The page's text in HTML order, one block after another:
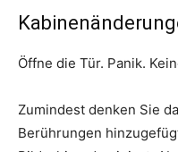
Öffne die Tür. Panik.
Zumindest denken Sie
Berührungen